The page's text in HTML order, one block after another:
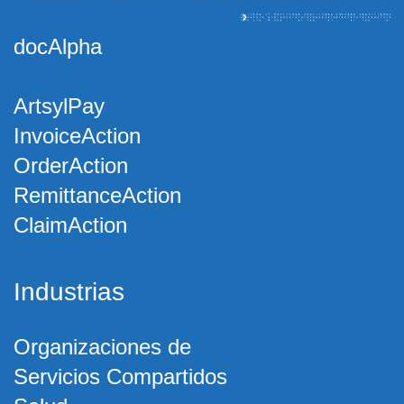
docAlpha
ArtsylPay
InvoiceAction
OrderAction
RemittanceAction
ClaimAction
Industrias
Organizaciones de
Servicios Compartidos